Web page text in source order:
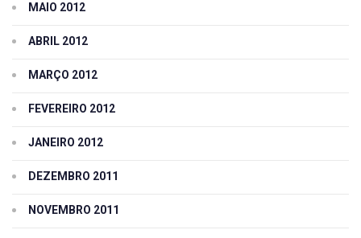
MAIO 2012
ABRIL 2012
MARÇO 2012
FEVEREIRO 2012
JANEIRO 2012
DEZEMBRO 2011
NOVEMBRO 2011